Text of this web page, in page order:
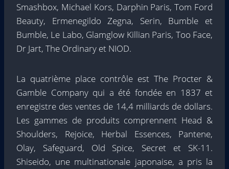
Smashbox, Michael Kors, Darphin Paris, Tom Ford
Beauty, Ermenegildo Zegna, Serin, Bumble et
Bumble, Le Labo, Glamglow Killian Paris, Too Face,
Dr Jart, The Ordinary et NIOD.
La quatrième place contrôle est The Procter &
Gamble Company qui a été fondée en 1837 et
enregistre des ventes de 14,4 milliards de dollars.
Les gammes de produits comprennent Head &
Shoulders, Rejoice, Herbal Essences, Pantene,
Olay, Safeguard, Old Spice, Secret et SK-11.
Shiseido, une multinationale japonaise, a pris la